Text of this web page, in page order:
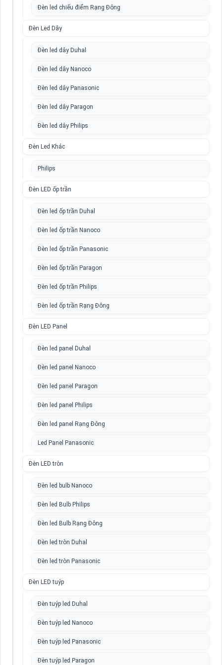
Đèn led chiếu điểm Rạng Đông
Đèn Led Dây
Đèn led dây Duhal
Đèn led dây Nanoco
Đèn led dây Panasonic
Đèn led dây Paragon
Đèn led dây Philips
Đèn Led Khác
Philips
Đèn LED ốp trần
Đèn led ốp trần Duhal
Đèn led ốp trần Nanoco
Đèn led ốp trần Panasonic
Đèn led ốp trần Paragon
Đèn led ốp trần Philips
Đèn led ốp trần Rạng Đông
Đèn LED Panel
Đèn led panel Duhal
Đèn led panel Nanoco
Đèn led panel Paragon
Đèn led panel Philips
Đèn led panel Rạng Đông
Led Panel Panasonic
Đèn LED tròn
Đèn led bulb Nanoco
Đèn led Bulb Philips
Đèn led Bulb Rạng Đông
Đèn led tròn Duhal
Đèn led tròn Panasonic
Đèn LED tuýp
Đèn tuýp led Duhal
Đèn tuýp led Nanoco
Đèn tuýp led Panasonic
Đèn tuýp led Paragon